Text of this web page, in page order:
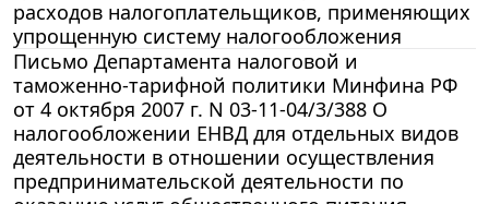
расходов налогоплательщиков, применяющих
упрощенную систему налогообложения
Письмо Департамента налоговой и
таможенно-тарифной политики Минфина РФ
от 4 октября 2007 г. N 03-11-04/3/388 О
налогообложении ЕНВД для отдельных видов
деятельности в отношении осуществления
предпринимательской деятельности по